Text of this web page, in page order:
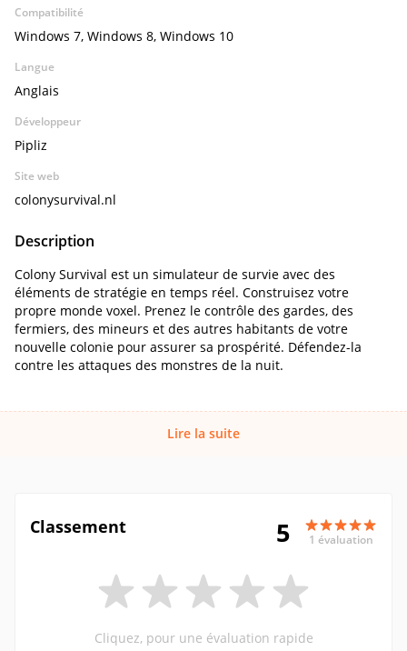
Compatibilité
Windows 7, Windows 8, Windows 10
Langue
Anglais
Développeur
Pipliz
Site web
colonysurvival.nl
Description
Colony Survival est un simulateur de survie avec des
éléments de stratégie en temps réel. Construisez votre
propre monde voxel. Prenez le contrôle des gardes, des
fermiers, des mineurs et des autres habitants de votre
nouvelle colonie pour assurer sa prospérité. Défendez-la
contre les attaques des monstres de la nuit.
Lire la suite
Classement 5 1 évaluation
Cliquez, pour une évaluation rapide